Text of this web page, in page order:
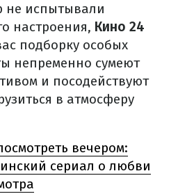
не испытывали
настроения, Кино 24
подборку особых
непременно сумеют
и посодействуют
в атмосферу
вечером:
сериал о любви